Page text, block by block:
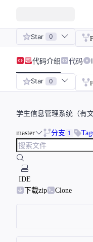
Star 0
代码介绍 代码
Star 0
学生信息管理系统（有
master 分支 1
IDE
下载zip
Clone